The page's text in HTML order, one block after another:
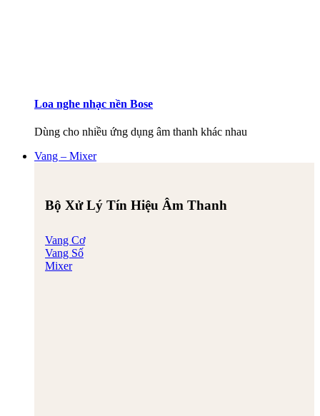
Loa nghe nhạc nền Bose
Dùng cho nhiều ứng dụng âm thanh khác nhau
Vang – Mixer
Bộ Xử Lý Tín Hiệu Âm Thanh
Vang Cơ
Vang Số
Mixer